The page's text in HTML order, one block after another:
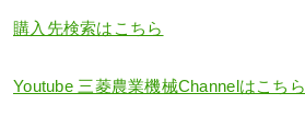
購入先検索はこちら
Youtube 三菱農業機械Channelはこちら